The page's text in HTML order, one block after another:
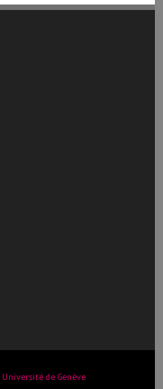
Université de Genève